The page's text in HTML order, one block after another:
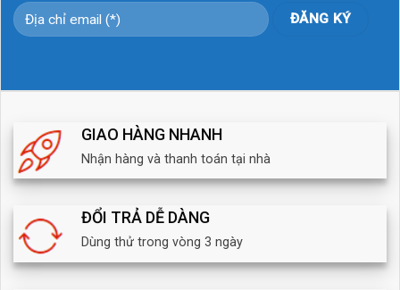
GIAO HÀNG NHANH
Nhận hàng và thanh toán tại nhà
ĐỔI TRẢ DỄ DÀNG
Dùng thử trong vòng 3 ngày